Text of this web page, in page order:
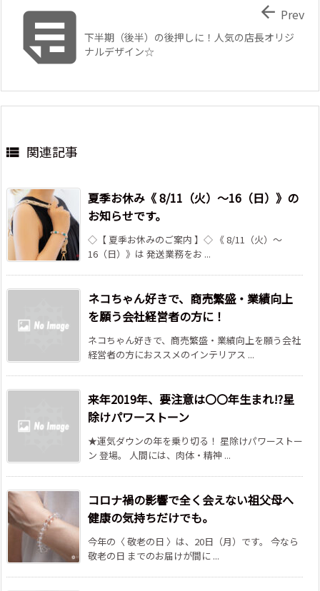
下半期（後半）の後押しに！人気の店長オリジ
ナルデザイン☆
 Prev
 関連記事
夏季お休み《 8/11（火）～16（日）》の
お知らせです。
◇【 夏季お休みのご案内 】◇ 《 8/11（火）～
16（日）》は 発送業務をお ...
ネコちゃん好きで、商売繁盛・業績向上
を願う会社経営者の方に！
ネコちゃん好きで、商売繁盛・業績向上を願う会社
経営者の方におススメのインテリアス ...
来年2019年、要注意は〇〇年生まれ!?星
除けパワーストーン
★運気ダウンの年を乗り切る！ 星除けパワーストー
ン 登場。 人間には、肉体・精神 ...
コロナ禍の影響で全く会えない祖父母へ
健康の気持ちだけでも。
今年の〈 敬老の日 〉は、20日（月）です。 今なら
敬老の日 までのお届けが間に ...